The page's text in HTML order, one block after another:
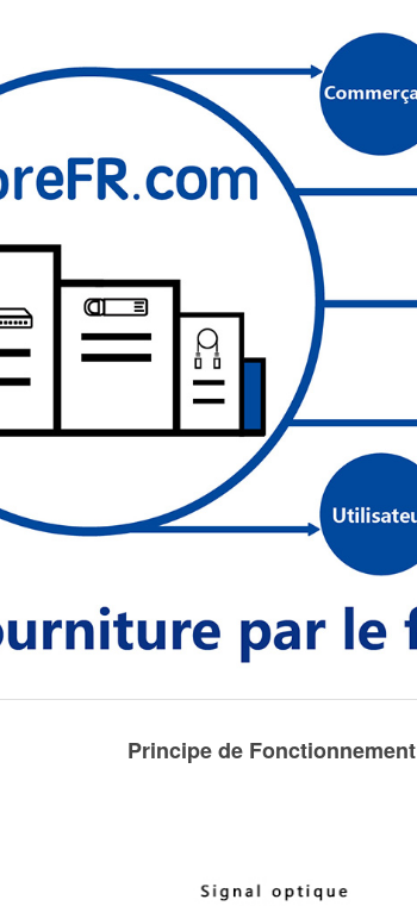
Principe de Fonctionnement